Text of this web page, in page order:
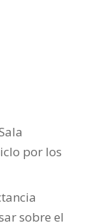
por los
sobre el